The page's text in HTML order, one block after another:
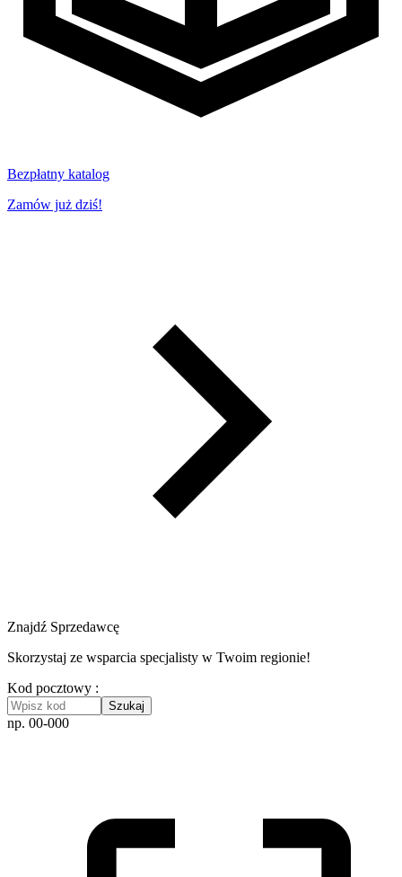
Bezpłatny katalog
Zamów już dziś!
Znajdź Sprzedawcę
Skorzystaj ze wsparcia specjalisty w Twoim regionie!
Kod pocztowy :
Szukaj
np. 00-000